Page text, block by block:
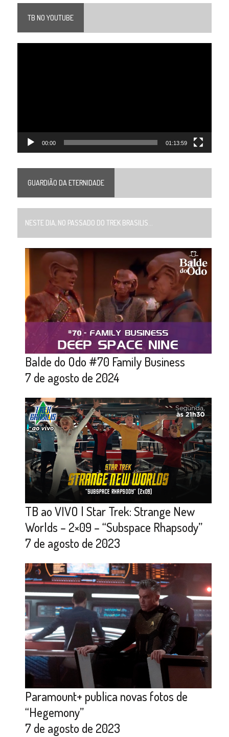
TB NO YOUTUBE
00:00 01:13:59
GUARDIÃO DA ETERNIDADE
NESTE DIA, NO PASSADO DO TREK BRASILIS...
Balde do Odo #70 Family Business
7 de agosto de 2024
TB ao VIVO | Star Trek: Strange New
Worlds – 2×09 – “Subspace Rhapsody”
7 de agosto de 2023
Paramount+ publica novas fotos de
“Hegemony”
7 de agosto de 2023